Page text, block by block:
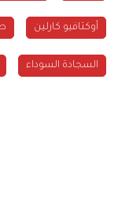
أوكتافيو كارلين
السجادة السوداء